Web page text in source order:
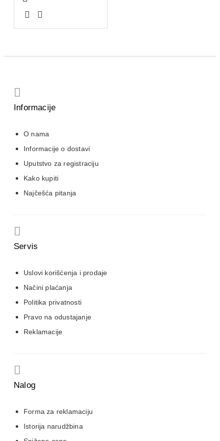
Informacije
O nama
Informacije o dostavi
Uputstvo za registraciju
Kako kupiti
Najčešća pitanja
Servis
Uslovi korišćenja i prodaje
Načini plaćanja
Politika privatnosti
Pravo na odustajanje
Reklamacije
Nalog
Forma za reklamaciju
Istorija narudžbina